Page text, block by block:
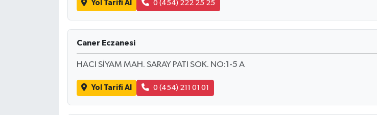
Yol Tarifi Al 0 (454) 222 25 25
Caner Eczanesi
HACI SİYAM MAH. SARAY PATI SOK. NO:1-5 A
Yol Tarifi Al 0 (454) 211 01 01
SİVİL TOPLUM
SEÇİM 2014
KİM KİMDİR